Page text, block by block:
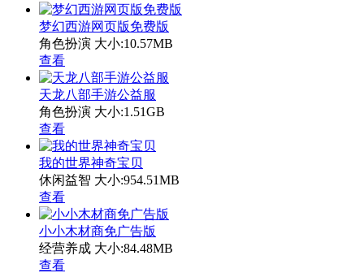
梦幻西游网页版免费版
角色扮演 大小:10.57MB
查看
天龙八部手游公益服
角色扮演 大小:1.51GB
查看
我的世界神奇宝贝
休闲益智 大小:954.51MB
查看
小小木材商免广告版
经营养成 大小:84.48MB
查看